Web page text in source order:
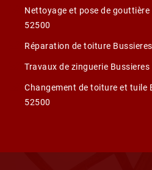
Nettoyage et pose de gouttière
52500
Réparation de toiture
Travaux de zinguerie
Changement de toiture et tuile
52500